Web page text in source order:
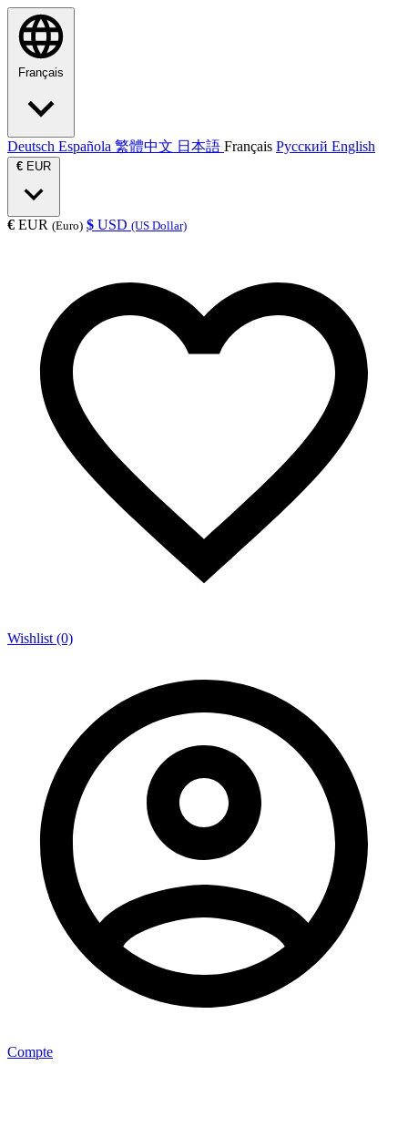
Français
Deutsch Española 繁體中文 日本語 Français Русский English
€ EUR
€ EUR (Euro) $ USD (US Dollar)
Wishlist (0)
Compte